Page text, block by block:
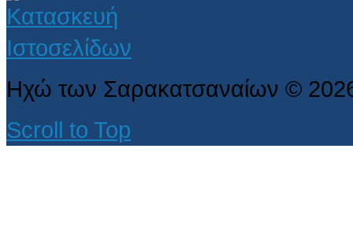
Ηχώ των Σαρακατσαναίων ©
Scroll to Top